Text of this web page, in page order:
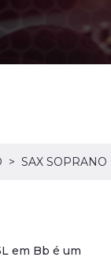
SAX
em Bb é um